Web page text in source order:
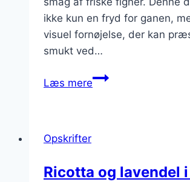
ikke kun en fryd for ganen,
visuel fornøjelse, der kan
smukt ved…
Læs mereDesserttærter
Opskrifter
Ricotta og lavendel